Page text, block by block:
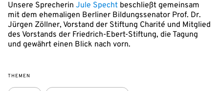
Unsere Sprecherin Jule Specht beschließt gemeinsam
mit dem ehemaligen Berliner Bildungssenator Prof. Dr.
Jürgen Zöllner, Vorstand der Stiftung Charité und Mitglied
des Vorstands der Friedrich-Ebert-Stiftung, die Tagung
und gewährt einen Blick nach vorn.
THEMEN